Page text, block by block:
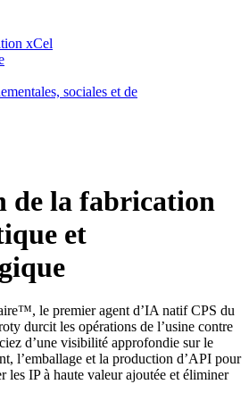
xCel
sociales et de
de la fabrication
et
le premier agent d’IA natif CPS du
durcit les opérations de l’usine contre
d’une visibilité approfondie sur le
l’emballage et la production d’API pour
les IP à haute valeur ajoutée et éliminer